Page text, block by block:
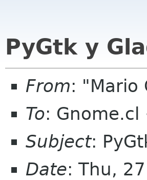
PyGtk y
From: "Mario
To:
Subject:
Date: Thu,